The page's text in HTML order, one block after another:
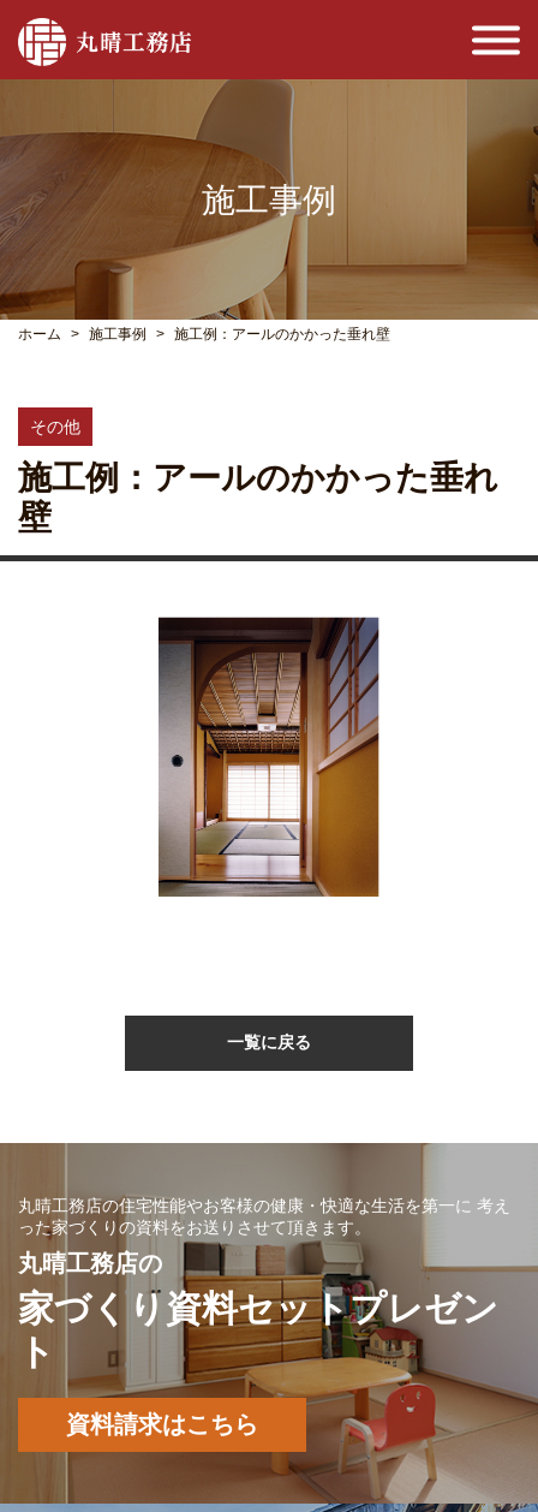
施工事例
ホーム 施工事例 施工例：アールのかかった垂れ壁
その他
施工例：アールのかかった垂れ
壁
一覧に戻る
丸晴工務店の住宅性能やお客様の健康・快適な生活を第一に 考え
った家づくりの資料をお送りさせて頂きます。
丸晴工務店の
家づくり資料セットプレゼン
ト
資料請求はこちら